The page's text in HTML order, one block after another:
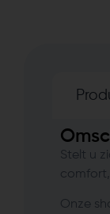
Stelt u
Onze